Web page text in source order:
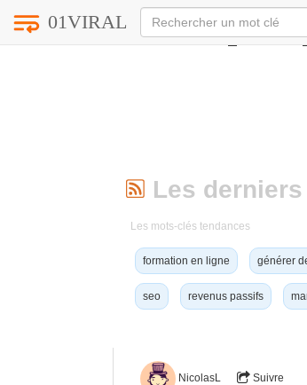
Notice : Undefined index:
01VIRAL
Les
Les mots-clés tendances
formation en ligne générer
seo revenus passifs
NicolasL Suivre